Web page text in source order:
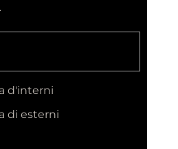
d'interni
di esterni